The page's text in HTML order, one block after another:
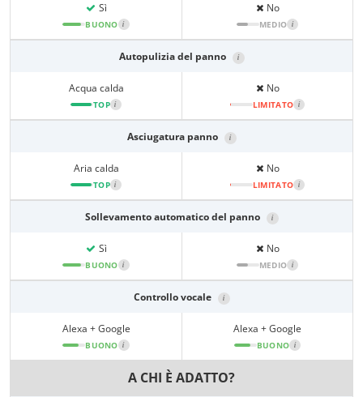
Sì
BUONO i
No
MEDIO i
Autopulizia del panno i
Acqua calda
TOP i
No
LIMITATO i
Asciugatura panno i
Aria calda
TOP i
No
LIMITATO i
Sollevamento automatico del panno i
Sì
BUONO i
No
MEDIO i
Controllo vocale i
Alexa + Google
BUONO i
Alexa + Google
BUONO i
A CHI È ADATTO?